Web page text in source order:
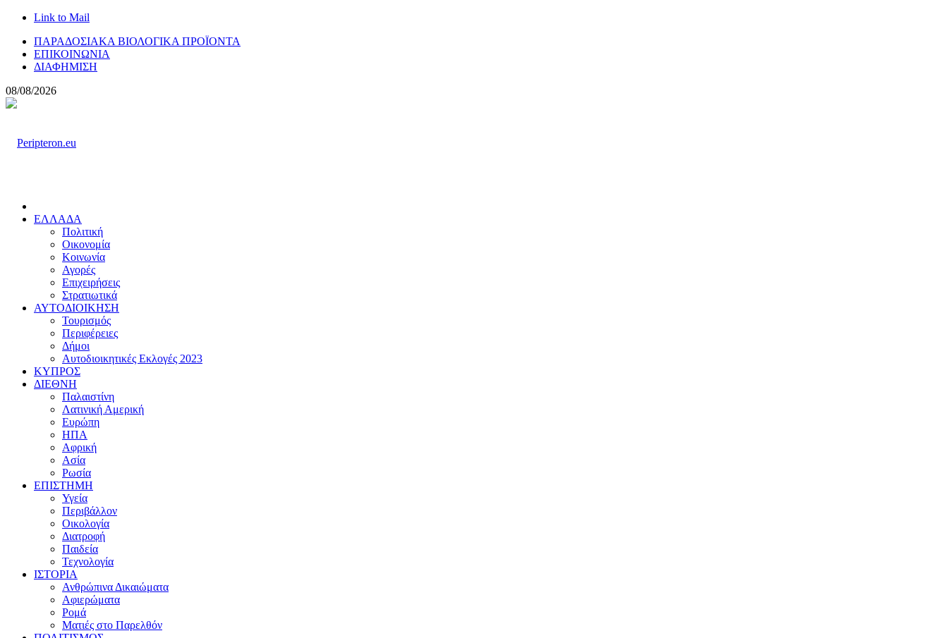
Link to Mail
ΠΑΡΑΔΟΣΙΑΚΑ ΒΙΟΛΟΓΙΚΑ ΠΡΟΪΟΝΤΑ
ΕΠΙΚΟΙΝΩΝΙΑ
ΔΙΑΦΗΜΙΣΗ
08/08/2026
ΕΛΛΑΔΑ
Πολιτική
Οικονομία
Κοινωνία
Αγορές
Επιχειρήσεις
Στρατιωτικά
ΑΥΤΟΔΙΟΙΚΗΣΗ
Τουρισμός
Περιφέρειες
Δήμοι
Αυτοδιοικητικές Εκλογές 2023
ΚΥΠΡΟΣ
ΔΙΕΘΝΗ
Παλαιστίνη
Λατινική Αμερική
Ευρώπη
ΗΠΑ
Αφρική
Ασία
Ρωσία
ΕΠΙΣΤΗΜΗ
Υγεία
Περιβάλλον
Οικολογία
Διατροφή
Παιδεία
Τεχνολογία
ΙΣΤΟΡΙΑ
Ανθρώπινα Δικαιώματα
Αφιερώματα
Ρομά
Ματιές στο Παρελθόν